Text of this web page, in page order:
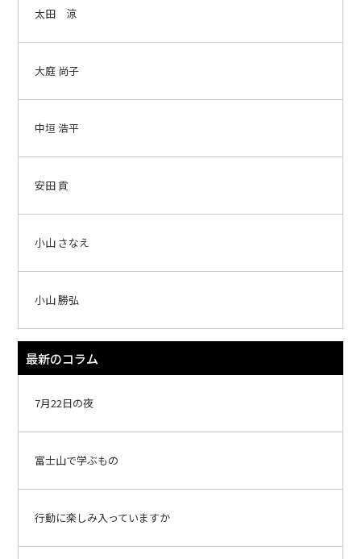
太田 涼
大庭 尚子
中垣 浩平
安田 貢
小山 さなえ
小山 勝弘
最新のコラム
7月22日の夜
富士山で学ぶもの
行動に楽しみ入っていますか